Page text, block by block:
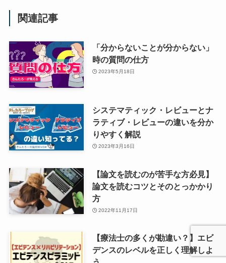
関連記事
「分からないことが分からない」
時の質問の仕方
2023年5月18日
システマティック・レビューとナ
ラティブ・レビューの違いを分か
りやすく解説
2023年3月16日
【論文を読むのが苦手な方必見】
論文を読むコツとそのとっかかり
方
2022年11月17日
【療法士の多くが勘違い？】エビ
デンスのレベルを正しく理解しよ